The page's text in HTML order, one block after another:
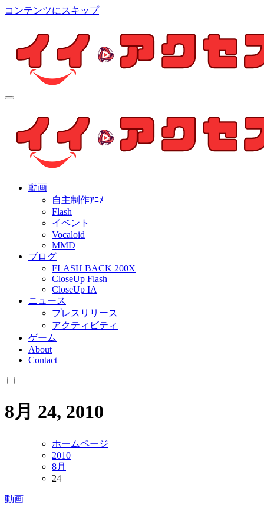
コンテンツにスキップ
個人制作アニメを中心とした動画紹介ブログ
動画
自主制作ｱﾆﾒ
Flash
イベント
Vocaloid
MMD
ブログ
FLASH BACK 200X
CloseUp Flash
CloseUp IA
ニュース
プレスリリース
アクティビティ
ゲーム
About
Contact
8月 24, 2010
ホームページ
2010
8月
24
動画